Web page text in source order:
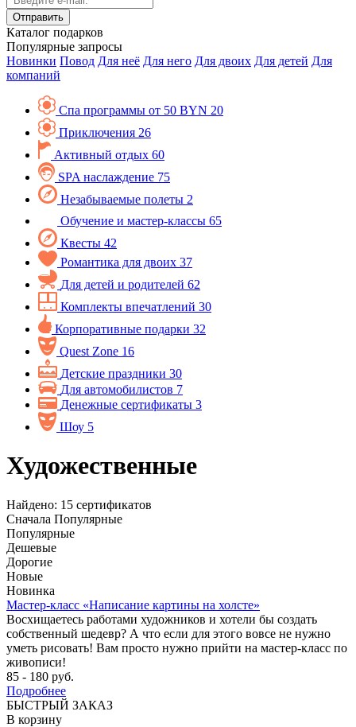
Каталог подарков
Популярные запросы
Новинки Повод Для неё Для него Для двоих Для детей Для
компаний
Спа программы от 50 BYN 20
Приключения 26
Активный отдых 60
SPA наслаждение 75
Незабываемые полеты 2
Обучение и мастер-классы 65
Квесты 42
Романтика для двоих 37
Для детей и родителей 62
Комплекты впечатлений 30
Корпоративные подарки 32
Quest Zone 16
Детские праздники 30
Для автомобилистов 7
Денежные сертификаты 3
Шоу 5
Художественные
Найдено: 15 сертификатов
Сначала Популярные
Популярные
Дешевые
Дорогие
Новые
Новинка
Мастер-класс «Написание картины на холсте»
Восхищаетесь работами художников и хотели бы создать
собственный шедевр? А что если для этого вовсе не нужно
уметь рисовать! Вам просто нужно прийти на мастер-класс по
живописи!
85 - 180 руб.
Подробнее
БЫСТРЫЙ ЗАКАЗ
В корзину